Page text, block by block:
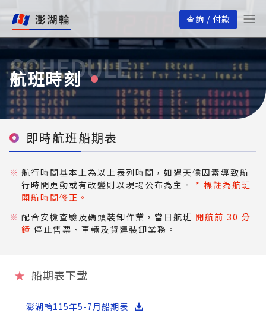
查詢 / 付款
SCHEDULE
航班時刻
即時航班船期表
航行時間基本上為以上表列時間，如遇天候因素導致航
行時間更動或有改變則以現場公布為主。
* 標註為航班
開航時間修正。
配合安檢查驗及碼頭裝卸作業，當日航班 開航前 30 分
鐘 停止售票、車輛及貨運裝卸業務。
★ 船期表下載
澎湖輪115年5-7月船期表